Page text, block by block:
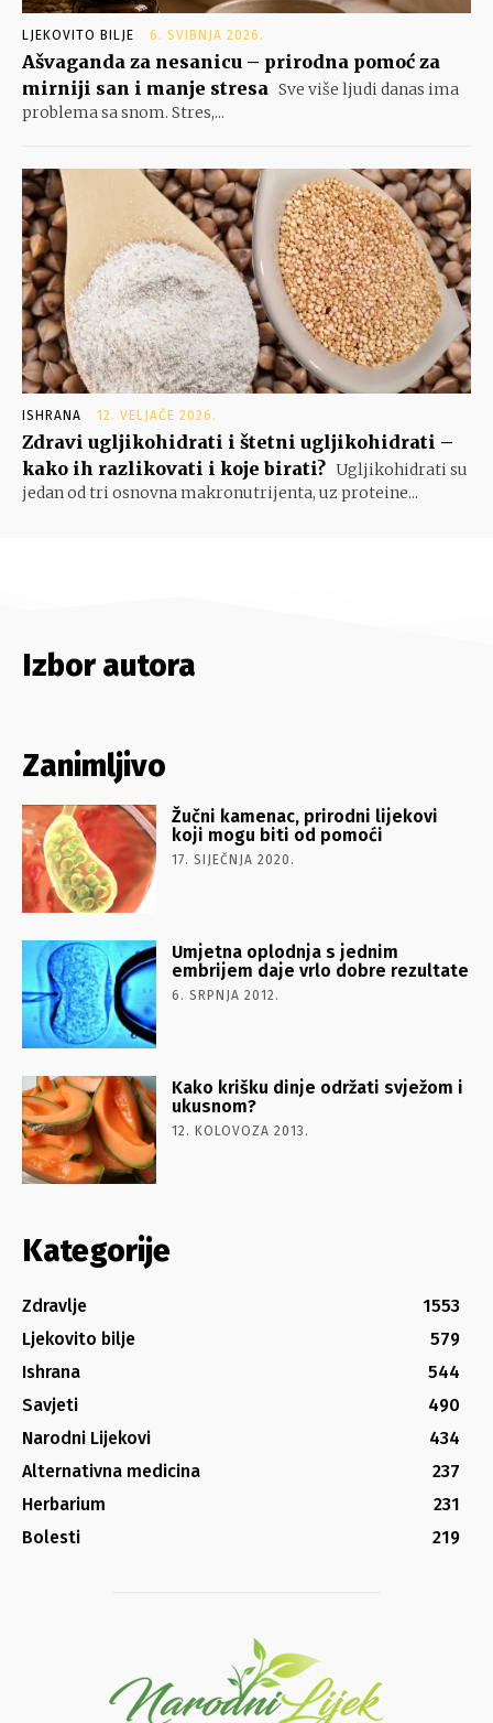
LJEKOVITO BILJE 6. SVIBNJA 2026.
Ašvaganda za nesanicu – prirodna pomoć za
mirniji san i manje stresa Sve više ljudi danas ima
problema sa snom. Stres,...
ISHRANA 12. VELJAČE 2026.
Zdravi ugljikohidrati i štetni ugljikohidrati –
kako ih razlikovati i koje birati? Ugljikohidrati su
jedan od tri osnovna makronutrijenta, uz proteine...
Izbor autora
Zanimljivo
Žučni kamenac, prirodni lijekovi
koji mogu biti od pomoći
17. SIJEČNJA 2020.
Umjetna oplodnja s jednim
embrijem daje vrlo dobre rezultate
6. SRPNJA 2012.
Kako krišku dinje održati svježom i
ukusnom?
12. KOLOVOZA 2013.
Kategorije
Zdravlje
1553
Ljekovito bilje
579
Ishrana
544
Savjeti
490
Narodni Lijekovi
434
Alternativna medicina
237
Herbarium
231
Bolesti
219